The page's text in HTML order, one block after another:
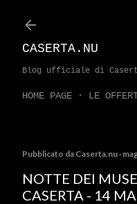
CASERTA.NU
Blog ufficiale di
HOME PAGE LE
Pubblicato da Caserta.nu
NOTTE DEI
CASERTA - 14